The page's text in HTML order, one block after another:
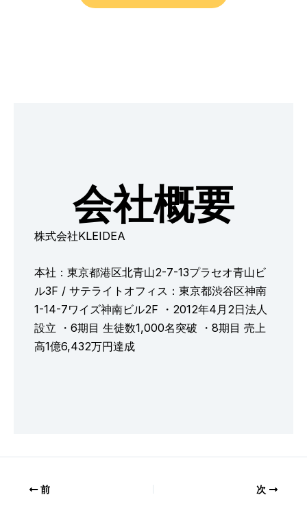
会社概要
株式会社KLEIDEA
本社：東京都港区北青山2-7-13プラセオ青山ビ
ル3F / サテライトオフィス：東京都渋谷区神南
1-14-7ワイズ神南ビル2F ・2012年4月2日法人
設立 ・6期目 生徒数1,000名突破 ・8期目 売上
高1億6,432万円達成
前 次